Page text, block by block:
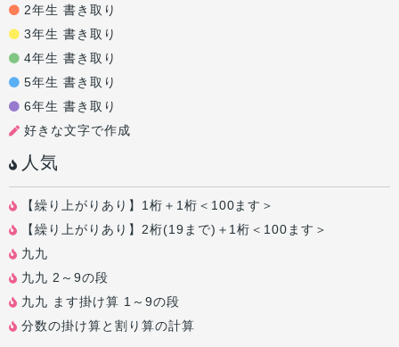
2年生 書き取り
3年生 書き取り
4年生 書き取り
5年生 書き取り
6年生 書き取り
好きな文字で作成
人気
【繰り上がりあり】1桁＋1桁＜100ます＞
【繰り上がりあり】2桁(19まで)＋1桁＜100ます＞
九九
九九 2～9の段
九九 ます掛け算 1～9の段
分数の掛け算と割り算の計算